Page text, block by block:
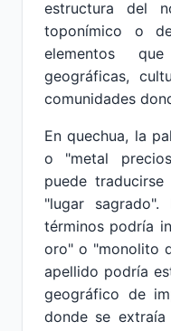
estructura del
toponímico o
elementos
geográficas,
comunidades
En quechua, la
o "metal
puede
"lugar
términos podría
oro" o "monolito
apellido podría
geográfico de
donde se